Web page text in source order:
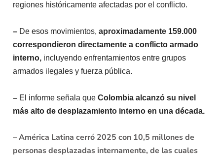
regiones históricamente afectadas por el conflicto.
– De esos movimientos, aproximadamente 159.000
correspondieron directamente a conflicto armado
interno, incluyendo enfrentamientos entre grupos
armados ilegales y fuerza pública.
– El informe señala que Colombia alcanzó su nivel
más alto de desplazamiento interno en una década.
–América Latina cerró 2025 con 10,5 millones de
personas desplazadas internamente, de las cuales